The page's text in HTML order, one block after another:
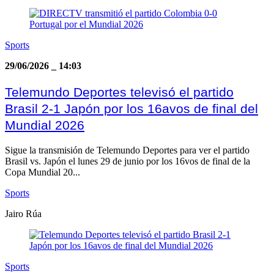
Sports
29/06/2026
14:03
Telemundo Deportes televisó el partido
Brasil 2-1 Japón por los 16avos de final del
Mundial 2026
Sigue la transmisión de Telemundo Deportes para ver el partido
Brasil vs. Japón el lunes 29 de junio por los 16vos de final de la
Copa Mundial 20...
Sports
Jairo Rúa
Sports